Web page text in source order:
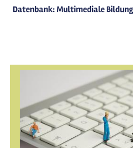
Datenbank: Multimediale Bildung